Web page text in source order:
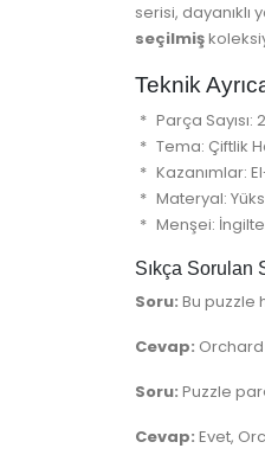
serisi, dayanıklı
seçilmiş
Teknik
Parça Sayısı:
Tema: Çiftlik
Kazanımlar:
Materyal:
Menşei:
Sıkça Sorulan
Soru: Bu puzzle
Cevap: Orchard
Soru: Puzzle
Cevap: Evet,